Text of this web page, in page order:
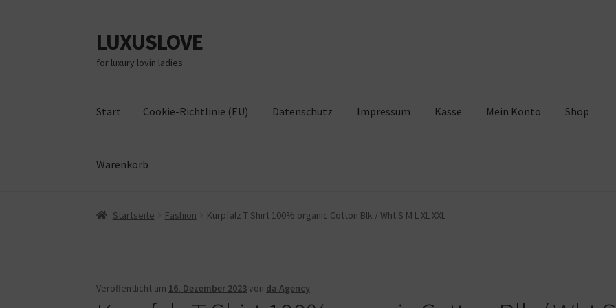
Zur
Navigation
springen
Zum
Inhalt
springen
LUXUSLOVE
for luxury lovin ladies
Start Cookie-Richtlinie (EU) Datenschutz Impressum Kasse Mein Konto Shop
Warenkorb
Start Cookie-Richtlinie (EU) Datenschutz Impressum Kasse Mein Konto Shop
Startseite Fashion Kurpfalz T Shirt 100% organic Cotton Blk / Wht S M L XL XXL
Veröffentlicht am 16. Dezember 2023von da Agency